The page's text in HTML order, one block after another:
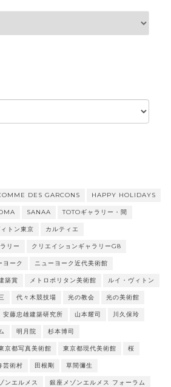
DES GARCONS HAPPY HOLIDAYS
SANAA TOTOギャラリー・間
トン東京 カルティエ
リー クリエイションギャラリーG8
ヨーク ニューヨーク近代美術館
築賞 メトロポリタン美術館 ルイ・ヴィトン
代々木競技場 光の教会 光の美術館
安藤忠雄建築研究所 山本耀司 川久保玲
明月院 杉本博司
京都写真美術館 東京都現代美術館 桜
芸術村 田根剛 草間彌生
ンエルメス 銀座メゾンエルメス フォーラム